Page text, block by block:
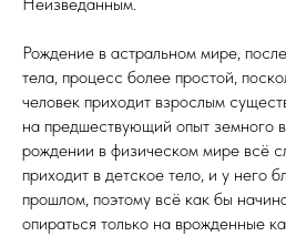
Рождение в астральном мире,
тела, процесс более простой,
человек приходит взрослым
на предшествующий опыт земного
рождении в физическом мире всё
приходит в детское тело, и у него
прошлом, поэтому всё как бы
опираться только на врожденные